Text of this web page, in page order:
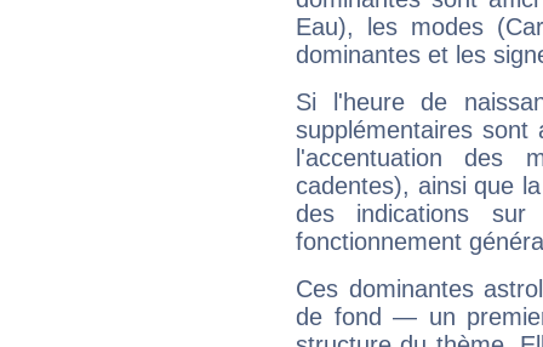
Eau), les modes
dominantes et les
Si l'heure de
supplémentaires sont
l'accentuation des
cadentes), ainsi que
des indications sur
fonctionnement
Ces dominantes
de fond — un